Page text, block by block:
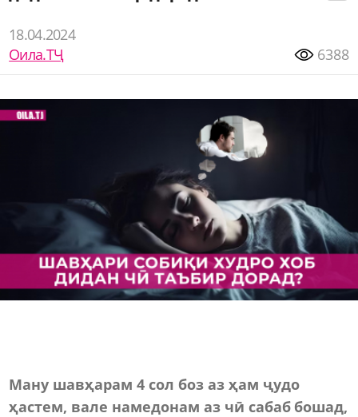
18.04.2024
Оила.ТҶ
6388
Ману шавҳарам 4 сол боз аз ҳам ҷудо
ҳастем, вале намедонам аз чӣ сабаб бошад,